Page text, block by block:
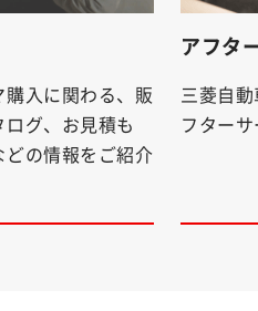
購入に関わる、販
グ、お見積も
どの情報をご紹介
アフタ
三菱自
フター